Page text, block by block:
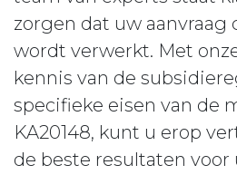
zorgen dat uw
wordt verwerkt. Met
kennis van de
specifieke eisen van de
KA20148, kunt u erop
de beste resultaten voor